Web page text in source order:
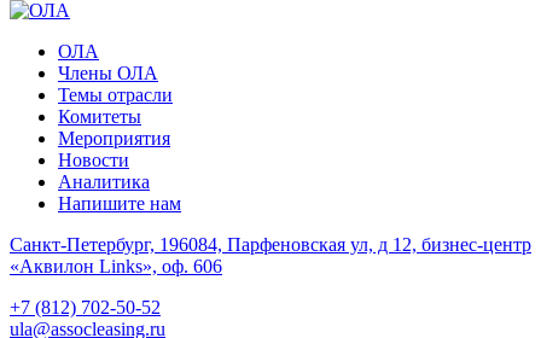
ОЛА
Члены ОЛА
Темы отрасли
Комитеты
Мероприятия
Новости
Аналитика
Напишите нам
Санкт-Петербург, 196084, Парфеновская ул, д 12, бизнес-центр
«Аквилон Links», оф. 606
+7 (812) 702-50-52
ula@assocleasing.ru